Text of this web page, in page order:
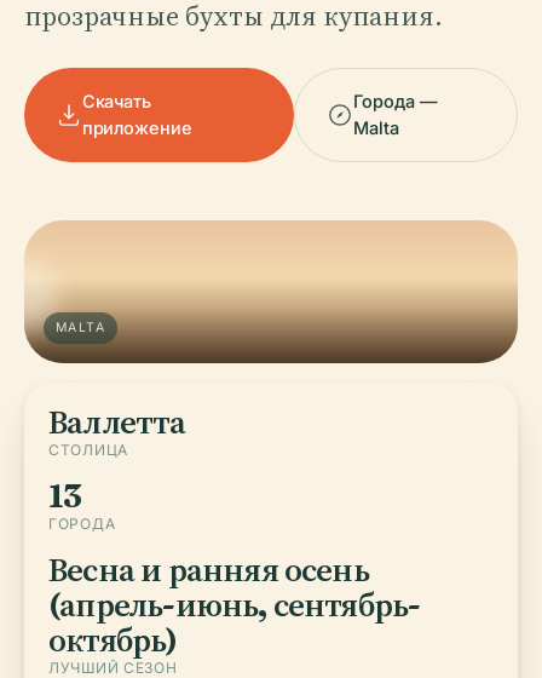
прозрачные бухты для купания.
Скачать
приложение
Города —
Malta
MALTA
Валлетта
СТОЛИЦА
13
ГОРОДА
Весна и ранняя осень
(апрель-июнь, сентябрь-
октябрь)
ЛУЧШИЙ СЕЗОН